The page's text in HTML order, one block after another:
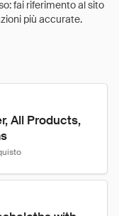
All Products,